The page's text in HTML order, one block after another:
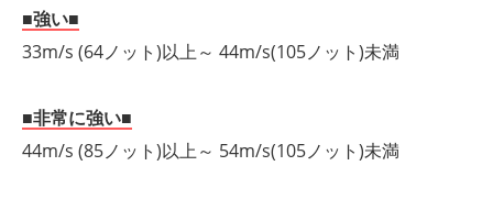
■強い■
33m/s (64ノット)以上～ 44m/s(105ノット)未満
■非常に強い■
44m/s (85ノット)以上～ 54m/s(105ノット)未満